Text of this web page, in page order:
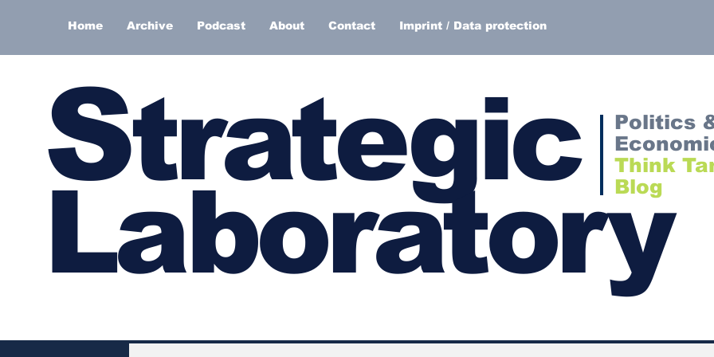
Home Archive Podcast About Contact Imprint / Data protection
Strategic
Laboratory
Politics
Think
Blog